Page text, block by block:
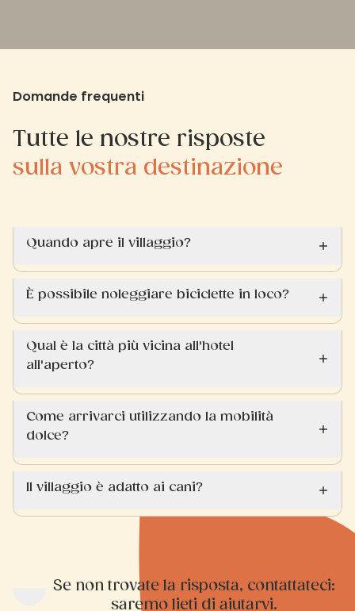
Domande frequenti
Tutte le nostre risposte
sulla vostra destinazione
Quando apre il villaggio?
È possibile noleggiare biciclette in loco?
Qual è la città più vicina all'hotel
all'aperto?
Come arrivarci utilizzando la mobilità
dolce?
Il villaggio è adatto ai cani?
Se non trovate la risposta, contattateci:
saremo lieti di aiutarvi.